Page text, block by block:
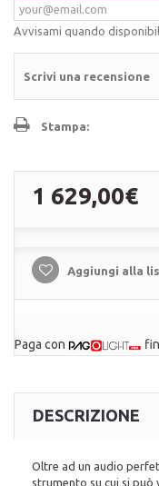
Avvisami quando
Scrivi una recensione
Stampa:
1 629,00€
Aggiungi alla
Paga con
DESCRIZIONE
Oltre ad un audio
strumento su cui si può